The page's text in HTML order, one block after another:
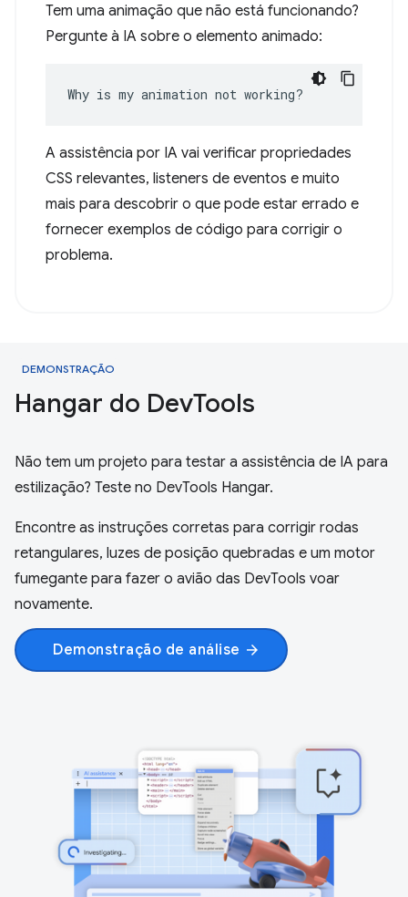
Tem uma animação que não está funcionando?
Pergunte à IA sobre o elemento animado:
Why is my animation not working?
A assistência por IA vai verificar propriedades
CSS relevantes, listeners de eventos e muito
mais para descobrir o que pode estar errado e
fornecer exemplos de código para corrigir o
problema.
DEMONSTRAÇÃO
Hangar do DevTools
Não tem um projeto para testar a assistência de IA para
estilização? Teste no DevTools Hangar.
Encontre as instruções corretas para corrigir rodas
retangulares, luzes de posição quebradas e um motor
fumegante para fazer o avião das DevTools voar
novamente.
Demonstração de análise arrow_forward